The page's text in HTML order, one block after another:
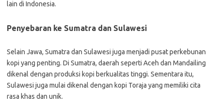
lain di Indonesia.
Penyebaran ke Sumatra dan Sulawesi
Selain Jawa, Sumatra dan Sulawesi juga menjadi pusat perkebunan
kopi yang penting. Di Sumatra, daerah seperti Aceh dan Mandailing
dikenal dengan produksi kopi berkualitas tinggi. Sementara itu,
Sulawesi juga mulai dikenal dengan kopi Toraja yang memiliki cita
rasa khas dan unik.